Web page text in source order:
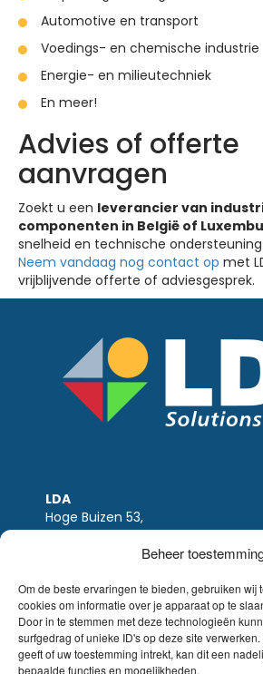
Beheer
Om de beste ervaringen te bieden, gebruiken wij
cookies om informatie over je apparaat op te
Door in te stemmen met deze technologieën
surfgedrag of unieke ID's op deze site
geeft of uw toestemming intrekt, kan dit een
bepaalde functies en mogelijkheden.
Automotive en transport
Voedings- en chemische industrie
Energie- en milieutechniek
En meer!
Advies of offerte
aanvragen
Zoekt u een leverancier van
componenten in België of
snelheid en technische
Neem vandaag nog contact op met
vrijblijvende offerte of adviesgesprek.
LDA
Hoge Buizen 53,
1980 EPPEGEM
Tel +32 (0)2-266.13.13
BTW: BE0405.895.609
IBAN: KBC / BE51 7340 2410 9862
BIC: KBC / KREDBEBB